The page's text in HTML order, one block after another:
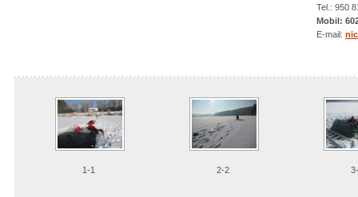
Tel.: 950
Mobil:
E-mail:
1-1 2-2